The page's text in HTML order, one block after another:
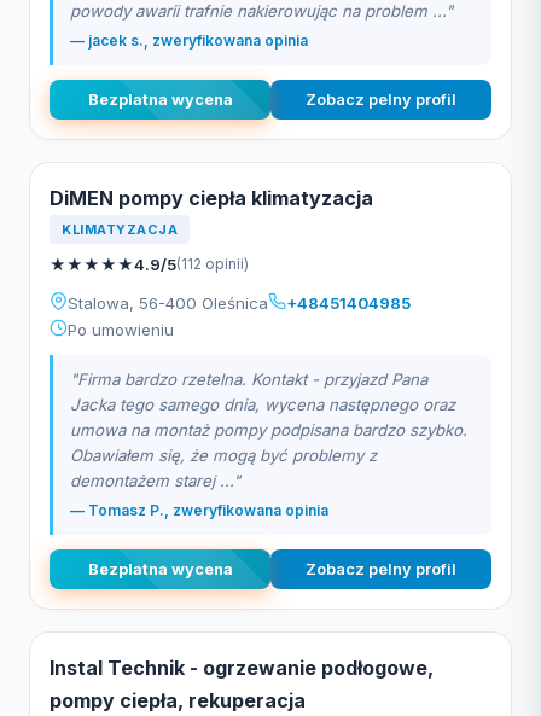
powody awarii trafnie nakierowując na problem ..."
— jacek s., zweryfikowana opinia
Bezplatna wycena Zobacz pelny profil
DiMEN pompy ciepła klimatyzacja
KLIMATYZACJA
★★★★★4.9/5(112 opinii)
Stalowa, 56-400 Oleśnica
+48451404985
Po umowieniu
"Firma bardzo rzetelna. Kontakt - przyjazd Pana
Jacka tego samego dnia, wycena następnego oraz
umowa na montaż pompy podpisana bardzo szybko.
Obawiałem się, że mogą być problemy z
demontażem starej ..."
— Tomasz P., zweryfikowana opinia
Bezplatna wycena Zobacz pelny profil
Instal Technik - ogrzewanie podłogowe,
pompy ciepła, rekuperacja